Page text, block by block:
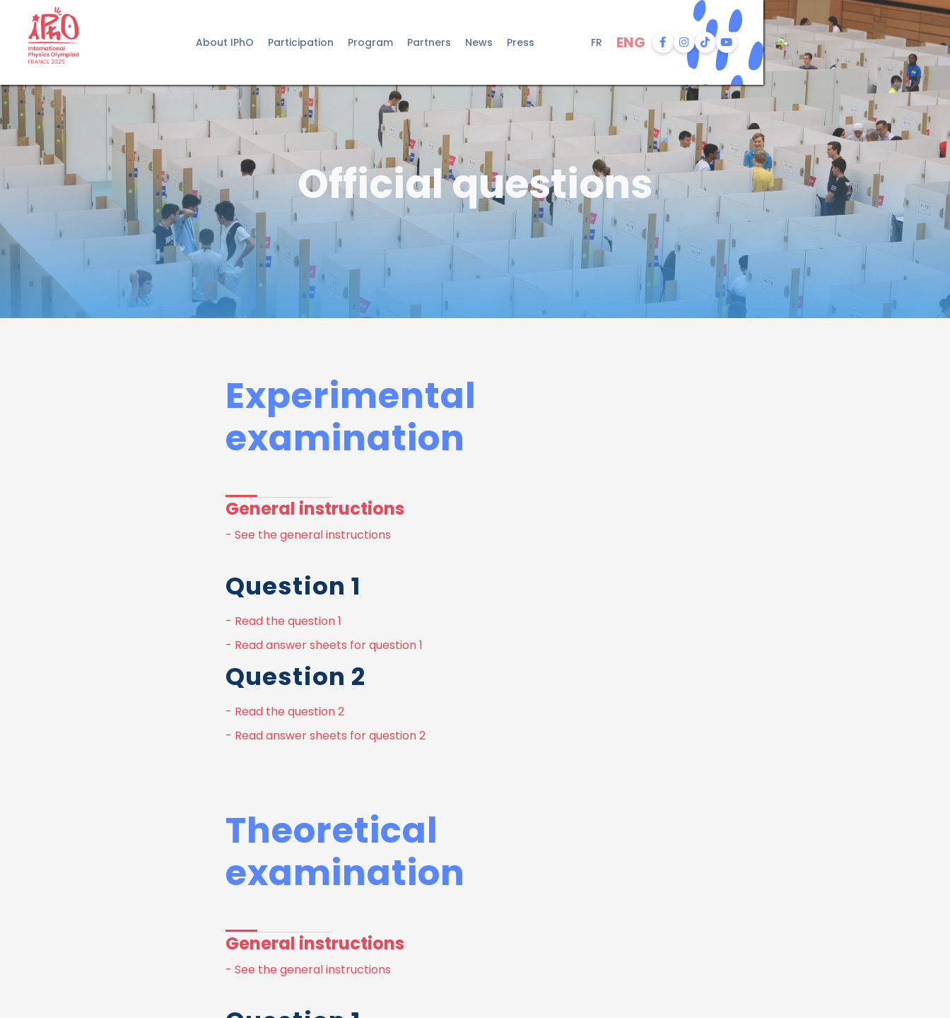
About IPhO Participation Program Partners News Press FR ENG    
Official questions
Experimental
examination
General instructions
- See the general instructions
Question 1
- Read the question 1
- Read answer sheets for question 1
Question 2
- Read the question 2
- Read answer sheets for question 2
Theoretical
examination
General instructions
- See the general instructions